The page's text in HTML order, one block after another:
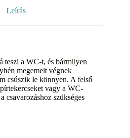
Leírás
teszi a WC-t, és bármilyen
megemelt végnek
csúszik le könnyen. A felső
vagy a WC-
csavarozáshoz szükséges